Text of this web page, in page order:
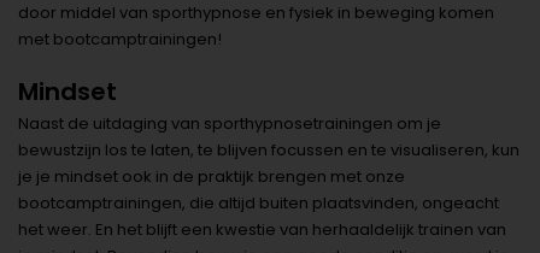
door middel van sporthypnose en fysiek in beweging komen
met bootcamptrainingen!
Mindset
Naast de uitdaging van sporthypnosetrainingen om je
bewustzijn los te laten, te blijven focussen en te visualiseren, kun
je je mindset ook in de praktijk brengen met onze
bootcamptrainingen, die altijd buiten plaatsvinden, ongeacht
het weer. En het blijft een kwestie van herhaaldelijk trainen van